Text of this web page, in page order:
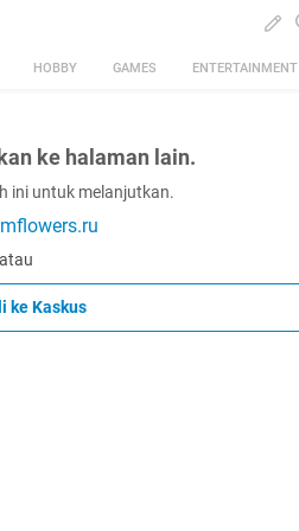
HOBBY GAMES ENTERTAINMENT
ke halaman lain.
ini untuk melanjutkan.
atau
ke Kaskus